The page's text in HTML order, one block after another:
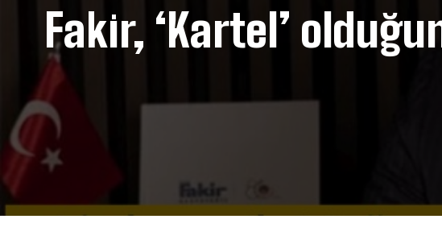
Fakir, ‘Kartel’